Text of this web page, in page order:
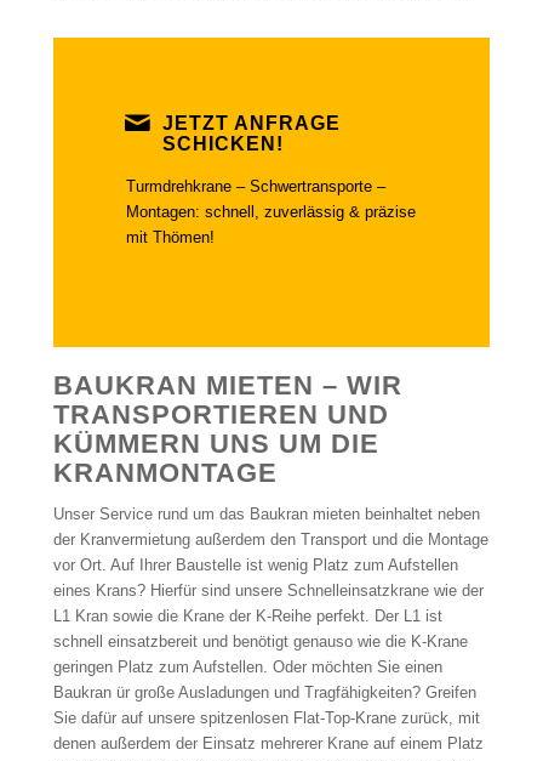
JETZT ANFRAGE
SCHICKEN!
Turmdrehkrane – Schwertransporte –
Montagen: schnell, zuverlässig & präzise
mit Thömen!
BAUKRAN MIETEN – WIR
TRANSPORTIEREN UND
KÜMMERN UNS UM DIE
KRANMONTAGE
Unser Service rund um das Baukran mieten beinhaltet neben
der Kranvermietung außerdem den Transport und die Montage
vor Ort. Auf Ihrer Baustelle ist wenig Platz zum Aufstellen
eines Krans? Hierfür sind unsere Schnelleinsatzkrane wie der
L1 Kran sowie die Krane der K-Reihe perfekt. Der L1 ist
schnell einsatzbereit und benötigt genauso wie die K-Krane
geringen Platz zum Aufstellen. Oder möchten Sie einen
Baukran ür große Ausladungen und Tragfähigkeiten? Greifen
Sie dafür auf unsere spitzenlosen Flat-Top-Krane zurück, mit
denen außerdem der Einsatz mehrerer Krane auf einem Platz